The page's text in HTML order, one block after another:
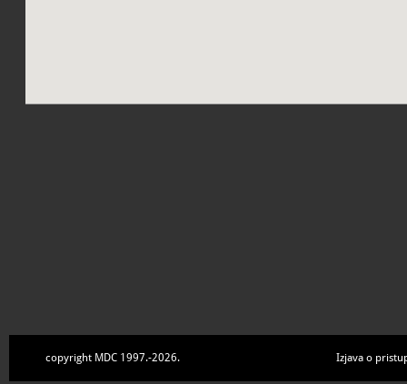
copyright MDC 1997.-2026. Izjava o